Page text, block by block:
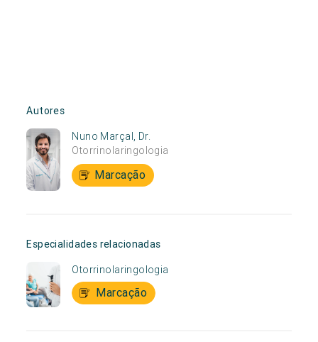
Autores
Nuno Marçal, Dr.
Otorrinolaringologia
Marcação
Especialidades relacionadas
Otorrinolaringologia
Marcação